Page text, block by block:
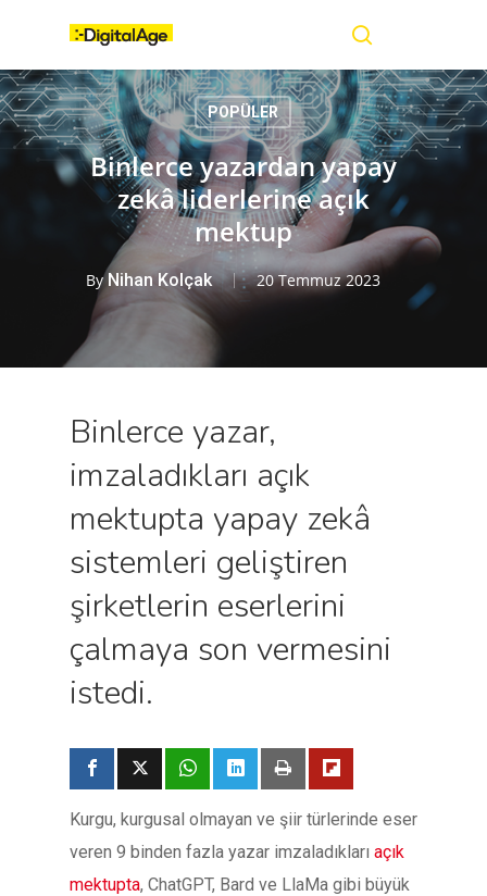
content
POPÜLER
Binlerce yazardan yapay
zekâ liderlerine açık
mektup
By Nihan Kolçak 20 Temmuz 2023
Binlerce yazar,
imzaladıkları açık
mektupta yapay zekâ
sistemleri geliştiren
şirketlerin eserlerini
çalmaya son vermesini
istedi.
Kurgu, kurgusal olmayan ve şiir türlerinde eser
veren 9 binden fazla yazar imzaladıkları açık
mektupta, ChatGPT, Bard ve LlaMa gibi büyük